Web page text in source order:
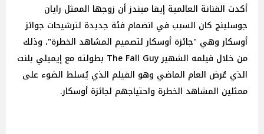
أكدت الفنانة العالمية إيفا ميندز أن زوجها الممثل رايان
جوسلينج كان السبب في انضمام فئة جديدة لترشيحات جوائز
أوسكار وهي "جائزة أوسكار لتصميم المشاهد الخطرة"، وذلك
من خلال فيلمه الشهير The Fall Guy بطولته مع إيميلي بلنت
الذي عُرض العام الماضي وهو الفيلم الذي يُسلط الضوء على
ممثلين المشاهد الخطرة واحتياجهم لجائزة أوسكار.